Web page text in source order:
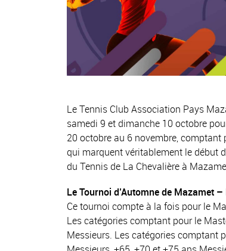
Le Tennis Club Association Pays
samedi 9 et dimanche 10 octobre
20 octobre au 6 novembre,
qui marquent véritablement le début
du Tennis de La Chevalière à
Le Tournoi d’Automne de Mazamet
Ce tournoi compte à la fois pour le
Les catégories comptant pour le
Messieurs. Les catégories comptant